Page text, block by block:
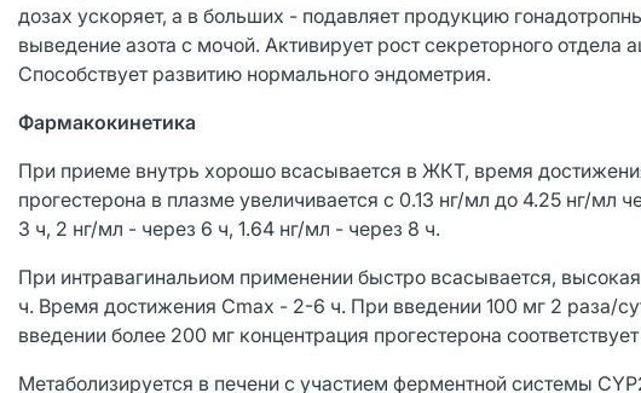
дозах ускоряет, а в больших - подавляет продукцию
выведение азота с мочой. Активирует рост секреторного
Способствует развитию нормального эндометрия.
Фармакокинетика
При приеме внутрь хорошо всасывается в ЖКТ, время
прогестерона в плазме увеличивается с 0.13 нг/мл до 4.25 нг/мл
3 ч, 2 нг/мл - через 6 ч, 1.64 нг/мл - через 8 ч.
При интравагинальиом применении быстро всасывается,
ч. Время достижения Cmax - 2-6 ч. При введении 100 мг 2 раза/
введении более 200 мг концентрация прогестерона
Метаболизируется в печени с участием ферментной системы